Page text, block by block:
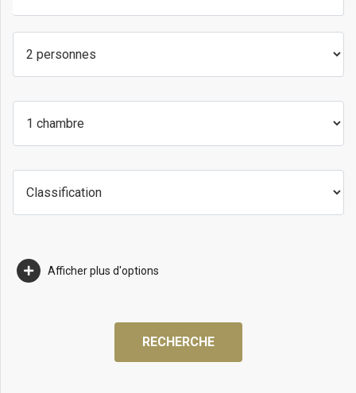
Afficher plus d'options
RECHERCHE